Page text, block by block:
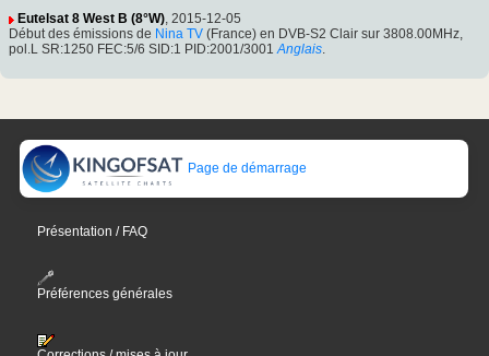
Eutelsat 8 West B (8°W), 2015-12-05
Début des émissions de Nina TV (France) en DVB-S2 Clair sur 3808.00MHz,
pol.L SR:1250 FEC:5/6 SID:1 PID:2001/3001 Anglais.
Page de démarrage
Présentation / FAQ
Préférences générales